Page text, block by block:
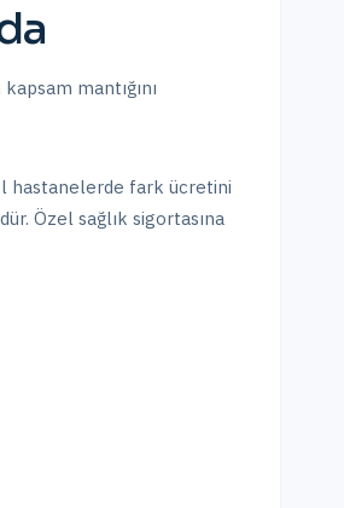
mantığını
hastanelerde fark ücretini
Özel sağlık sigortasına